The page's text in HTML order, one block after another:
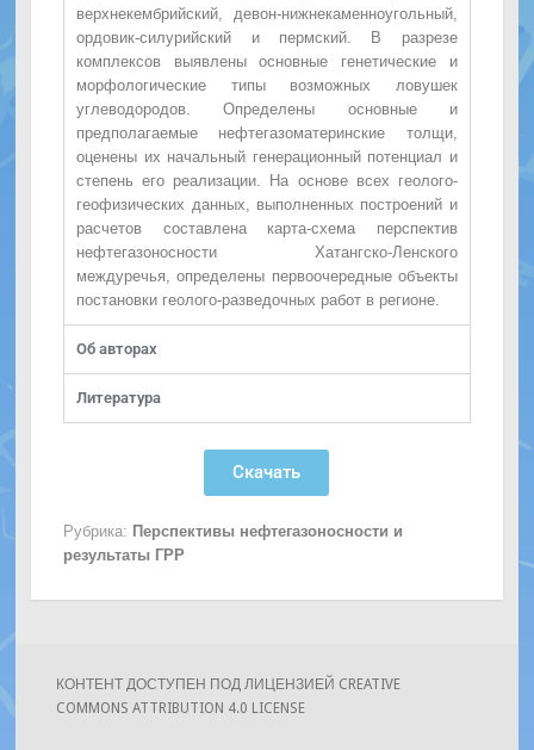
верхнекембрийский, девон-нижнекаменноугольный,
ордовик-силурийский и пермский. В разрезе
комплексов выявлены основные генетические и
морфологические типы возможных ловушек
углеводородов. Определены основные и
предполагаемые нефтегазоматеринские толщи,
оценены их начальный генерационный потенциал и
степень его реализации. На основе всех геолого-
геофизических данных, выполненных построений и
расчетов составлена карта-схема перспектив
нефтегазоносности Хатангско-Ленского
междуречья, определены первоочередные объекты
постановки геолого-разведочных работ в регионе.
Об авторах
Литература
Скачать
Рубрика: Перспективы нефтегазоносности и
результаты ГРР
КОНТЕНТ ДОСТУПЕН ПОД ЛИЦЕНЗИЕЙ CREATIVE
COMMONS ATTRIBUTION 4.0 LICENSE